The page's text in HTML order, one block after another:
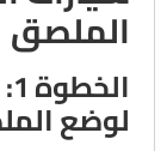
الملصق
لوضع